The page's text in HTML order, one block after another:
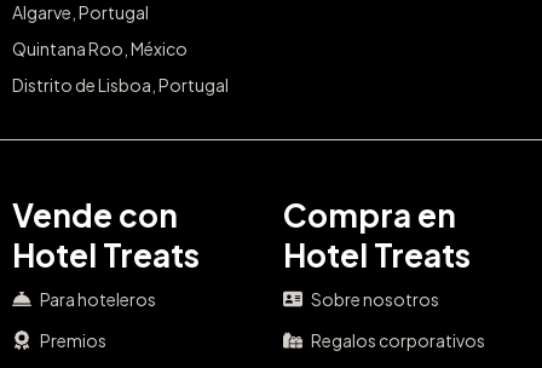
Algarve, Portugal
Quintana Roo, México
Distrito de Lisboa, Portugal
Vende con
Hotel Treats
Para hoteleros
Premios
Compra en
Hotel Treats
Sobre nosotros
Regalos corporativos